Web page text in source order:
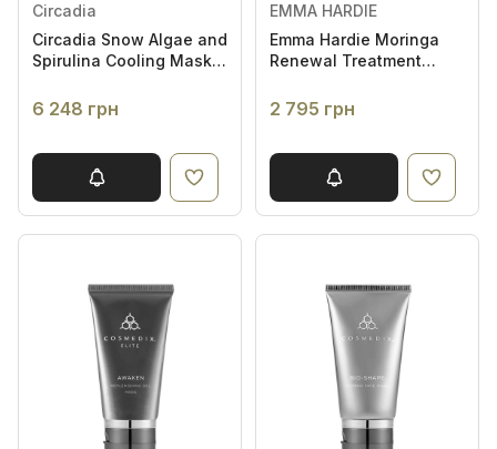
Circadia
Circadia Snow Algae and
Spirulina Cooling Mask |
для обличчя з
водоростей спіруліна
6 248 грн
EMMA HARDIE
Emma Hardie Moringa
Renewal Treatment
Відновлююча Маска
для Обличчя
2 795 грн